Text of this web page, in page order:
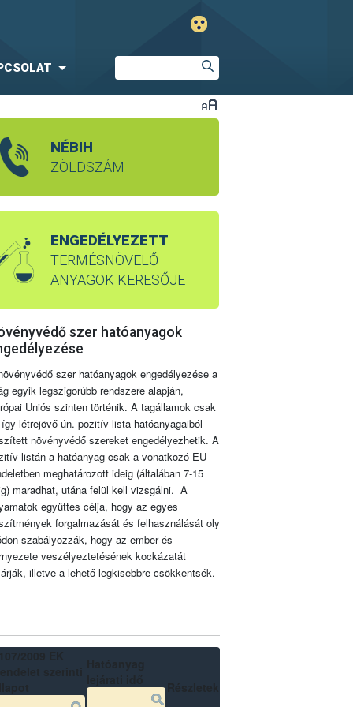
NÉBIH
ZÖLDSZÁM
ENGEDÉLYEZETT
TERMÉSNÖVELŐ
ANYAGOK KERESŐJE
szer hatóanyagok
szer hatóanyagok engedélyezése a
egyik legszigorúbb rendszere alapján,
Uniós szinten történik. A tagállamok csak
létrejövő ún. pozitív lista hatóanyagaiból
növényvédő szereket engedélyezhetik. A
listán a hatóanyag csak a vonatkozó EU
meghatározott ideig (általában 7-15
maradhat, utána felül kell vizsgálni. A
együttes célja, hogy az egyes
forgalmazását és felhasználását oly
szabályozzák, hogy az ember és
veszélyeztetésének kockázatát
illetve a lehető legkisebbre csökkentsék.